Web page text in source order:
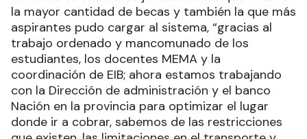
la mayor cantidad de becas y también la que más
aspirantes pudo cargar al sistema, “gracias al
trabajo ordenado y mancomunado de los
estudiantes, los docentes MEMA y la
coordinación de EIB; ahora estamos trabajando
con la Dirección de administración y el banco
Nación en la provincia para optimizar el lugar
donde ir a cobrar, sabemos de las restricciones